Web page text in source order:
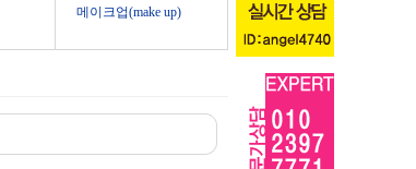
메이크업(make up)